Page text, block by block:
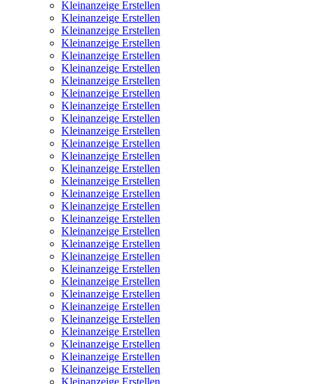
Kleinanzeige Erstellen
Kleinanzeige Erstellen
Kleinanzeige Erstellen
Kleinanzeige Erstellen
Kleinanzeige Erstellen
Kleinanzeige Erstellen
Kleinanzeige Erstellen
Kleinanzeige Erstellen
Kleinanzeige Erstellen
Kleinanzeige Erstellen
Kleinanzeige Erstellen
Kleinanzeige Erstellen
Kleinanzeige Erstellen
Kleinanzeige Erstellen
Kleinanzeige Erstellen
Kleinanzeige Erstellen
Kleinanzeige Erstellen
Kleinanzeige Erstellen
Kleinanzeige Erstellen
Kleinanzeige Erstellen
Kleinanzeige Erstellen
Kleinanzeige Erstellen
Kleinanzeige Erstellen
Kleinanzeige Erstellen
Kleinanzeige Erstellen
Kleinanzeige Erstellen
Kleinanzeige Erstellen
Kleinanzeige Erstellen
Kleinanzeige Erstellen
Kleinanzeige Erstellen
Kleinanzeige Erstellen